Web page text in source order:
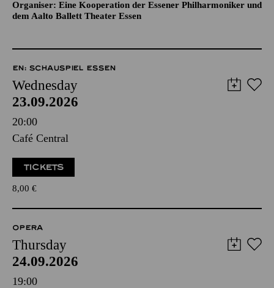
Organiser: Eine Kooperation der Essener Philharmoniker und
dem Aalto Ballett Theater Essen
EN: SCHAUSPIEL ESSEN
Wednesday
23.09.2026
20:00
Café Central
TICKETS
8,00 €
OPERA
Thursday
24.09.2026
19:00